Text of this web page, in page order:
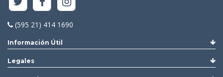
(595 21) 414 1690
Información Útil
Legales